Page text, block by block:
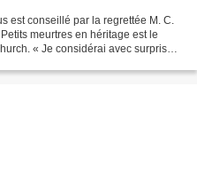
est conseillé par la regrettée M. C.
meurtres en héritage est le
« Je considérai avec surprise